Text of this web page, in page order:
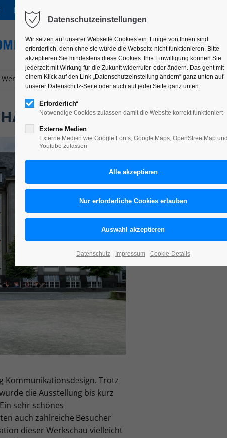
hallo@tillneuer.de
Werkschau 2023
2023
Kommunikationsdesign. Trotz
die Ausstellung bis kurz
sehr schönes
auch zahlreiche Besucher
dieser Werkschau vielleicht
Datenschutzeinstellungen
Wir setzen auf unserer Webseite Cookies ein. Einige von Ihnen sind
erforderlich, denn ohne sie würde die Webseite nicht funktionieren. Bitte
akzeptieren Sie mindestens diese Cookies. Ihre Einwilligung können Sie
jederzeit mit Wirkung für die Zukunft widerrufen oder ändern. Das geht mit
einem Klick auf den Link „Datenschutzeinstellung ändern“ ganz unten auf
unserer Datenschutz-Seite oder auch auf jeder Seite ganz unten.
Erforderlich*
Notwendige Cookies zulassen damit die Website korrekt funktioniert
Externe Medien
Externe Medien wie Google Fonts, Google Maps, OpenStreetMap und
Youtube zulassen
Datenschutz Impressum Cookie-Details